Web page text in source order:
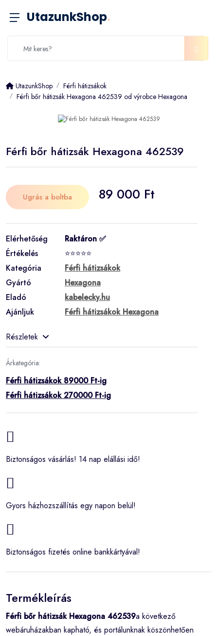
UtazunkShop.
UtazunkShop
Férfi hátizsákok
Férfi bőr hátizsák Hexagona 462539 od výrobce Hexagona
Férfi bőr hátizsák Hexagona 462539
Ugrás a boltba 89 000 Ft
Elérhetőség
Raktáron ✅
Értékelés
⭐⭐⭐⭐⭐
Kategória
Férfi hátizsákok
Gyártó
Hexagona
Eladó
kabelecky.hu
Ajánljuk
Férfi hátizsákok Hexagona
Részletek
Árkategória:
Férfi hátizsákok 89000 Ft-ig
Férfi hátizsákok 270000 Ft-ig
Biztonságos vásárlás! 14 nap elállási idő!
Gyors házhozszállítás egy napon belül!
Biztonságos fizetés online bankkártyával!
Termékleírás
Férfi bőr hátizsák Hexagona 462539a következő
webáruházakban kapható, és portálunknak köszönhetően